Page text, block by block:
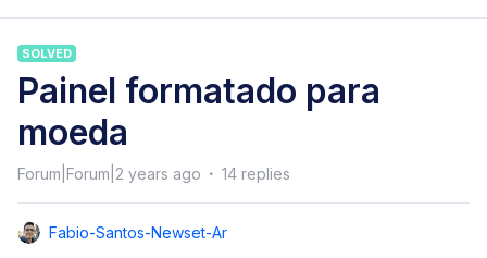
SOLVED
Painel formatado para
moeda
Forum|Forum|2 years ago 14 replies
Fabio-Santos-Newset-Ar